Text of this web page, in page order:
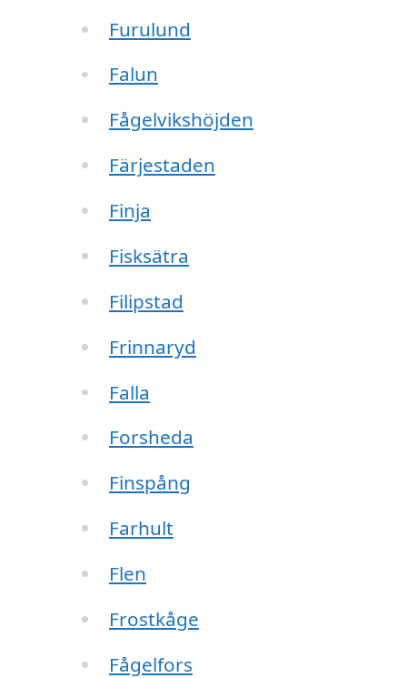
Furulund
Falun
Fågelvikshöjden
Färjestaden
Finja
Fisksätra
Filipstad
Frinnaryd
Falla
Forsheda
Finspång
Farhult
Flen
Frostkåge
Fågelfors